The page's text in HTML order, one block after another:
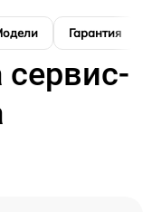
Гарантия